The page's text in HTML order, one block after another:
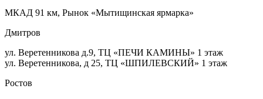
МКАД 91 км, Рынок «Мытищинская ярмарка»
Дмитров
ул. Веретенникова д.9, ТЦ «ПЕЧИ КАМИНЫ» 1 этаж
ул. Веретенникова, д 25, ТЦ «ШПИЛЕВСКИЙ» 1 этаж
Ростов